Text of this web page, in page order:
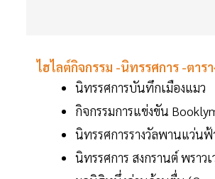
ไฮไลต์กิจกรรม -นิทรรศการ -ตา
นิทรรศการบันทึกเมืองแมว
กิจกรรมการแข่งขัน
นิทรรศการรางวัลพานแว่นฟ้
นิทรรศการ สงกรานต์ พราว